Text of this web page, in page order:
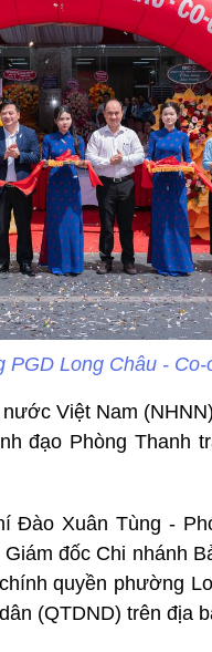
Long Châu -
Việt Nam
đạo Phòng Thanh
Đào Xuân Tùng -
đốc Chi nhánh
quyền phường
(QTDND) trên địa